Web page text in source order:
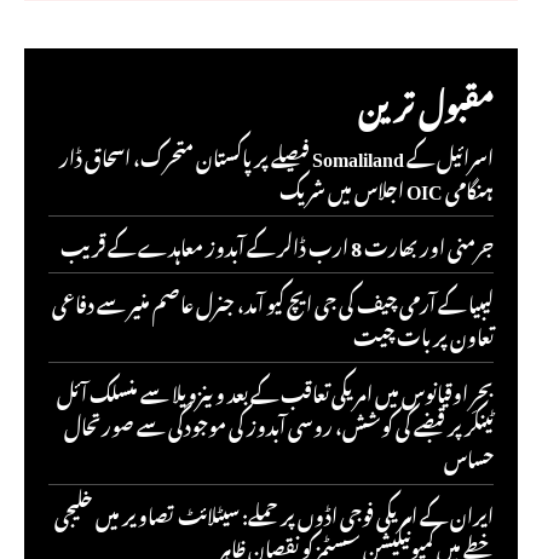
مقبول ترین
اسرائیل کے Somaliland فیصلے پر پاکستان متحرک، اسحاق ڈار
ہنگامی OIC اجلاس میں شریک
جرمنی اور بھارت 8 ارب ڈالر کے آبدوز معاہدے کے قریب
لیبیا کے آرمی چیف کی جی ایچ کیو آمد، جنرل عاصم منیر سے دفاعی
تعاون پر بات چیت
بحرِ اوقیانوس میں امریکی تعاقب کے بعد وینزویلا سے منسلک آئل
ٹینکر پر قبضے کی کوشش، روسی آبدوز کی موجودگی سے صورتحال
حساس
ایران کے امریکی فوجی اڈوں پر حملے: سیٹلائٹ تصاویر میں خلیجی
خطے میں کمیونیکیشن سسٹمز کو نقصان ظاہر